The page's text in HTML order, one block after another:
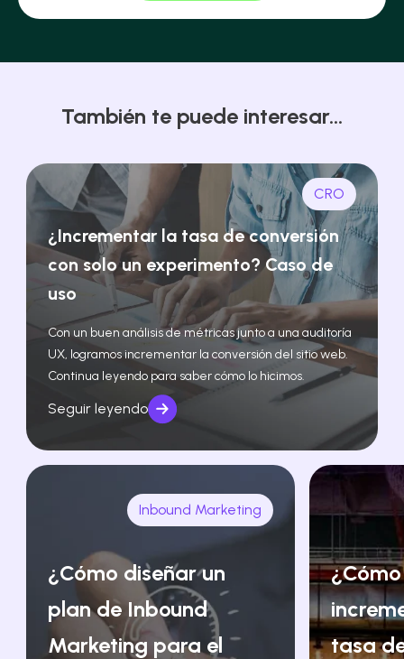
También te puede interesar...
CRO
¿Incrementar la tasa de conversión
con solo un experimento? Caso de
uso
Con un buen análisis de métricas junto a una auditoría
UX, logramos incrementar la conversión del sitio web.
Continua leyendo para saber cómo lo hicimos.
Seguir leyendo
Inbound Marketing
¿Cómo diseñar un
plan de Inbound
Marketing para el
¿Cómo
tasa